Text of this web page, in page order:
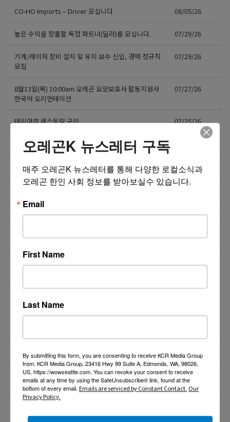
CO-HO Imports – Driver 모십니다 08/05/26
높은 수익을 창출할 독점 파트너(딜러)를 모십니다. 07/29/26
기계/레이저 장비 설치 및 유지 보수 신입, 경력 정규직
모집
07/29/26
8월13일(목) 10:00am 오레곤 요양보호사 활동지원사
한국어 오리엔테이션
07/27/26
테리야끼 레스토랑 구인 07/25/26
도매회사 드라이버 모십니다
제품 리뷰 체험단 모집합니다! 07/23/26
도매회사 Driver 모십니다 07/20/26
❤️❤️❤️ 마케팅 / 광고 홍보 / 각종 디자인 필요하신 분!
07/15/26
한국어 오리엔테이션
도매회사 드라이버 모십니다 07/12/26
직업을 바꾸는 것이 아니라, 미래를 바꾸는 선택일 수
도 있습니다.
07/08/26
오레곤K 뉴스레터 구독
매주 오레곤K 뉴스레터를 통해 다양한 로컬소식과
오레곤 한인 사회 정보를 받아보실수 있습니다.
Email
First Name
Last Name
By submitting this form, you are consenting to receive KCR Media Group
from: KCR Media Group, 23416 Hwy 99 Suite A, Edmonds, WA, 98026,
US, https://wowseattle.com. You can revoke your consent to receive
emails at any time by using the SafeUnsubscribe® link, found at the
bottom of every email. Emails are serviced by Constant Contact. Our
Privacy Policy.